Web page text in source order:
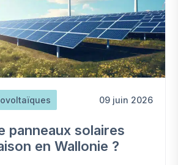
09 juin 2026
panneaux solaires
en Wallonie ?